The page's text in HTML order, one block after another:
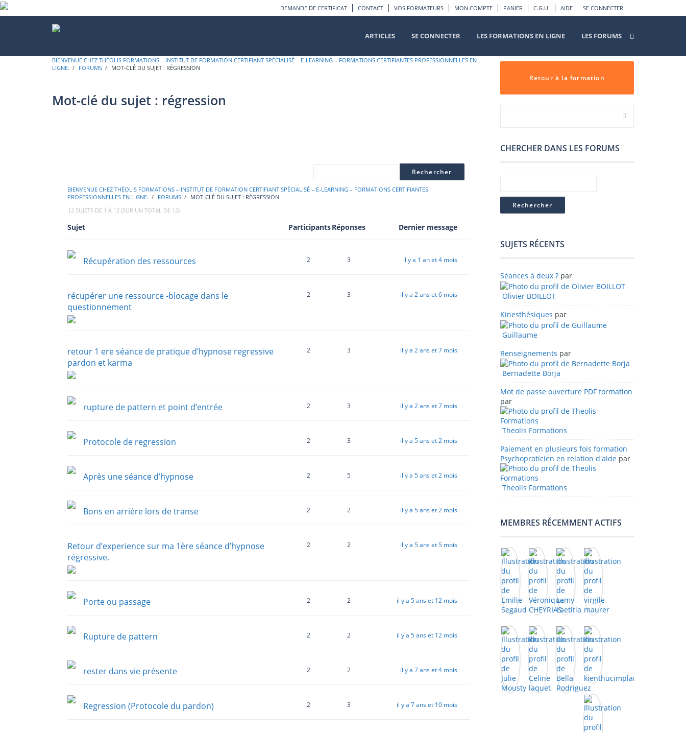
SE CONNECTER
DEMANDE DE CERTIFICAT CONTACT VOS FORMATEURS MON COMPTE PANIER C.G.U. AIDE
ARTICLES SE CONNECTER LES FORMATIONS EN LIGNE LES FORUMS
BIENVENUE CHEZ THÉOLIS FORMATIONS – INSTITUT DE FORMATION CERTIFIANT SPÉCIALISÉ – E-LEARNING – FORMATIONS CERTIFIANTES PROFESSIONNELLES EN
LIGNE.
FORUMS MOT-CLÉ DU SUJET : RÉGRESSION
Mot-clé du sujet : régression
Retour à la formation
BIENVENUE CHEZ THÉOLIS FORMATIONS – INSTITUT DE FORMATION CERTIFIANT SPÉCIALISÉ – E-LEARNING – FORMATIONS CERTIFIANTES
PROFESSIONNELLES EN LIGNE.
FORUMS
MOT-CLÉ DU SUJET : RÉGRESSION
12 SUJETS DE 1 À 12 (SUR UN TOTAL DE 12)
Sujet ParticipantsRéponses Dernier message
Récupération des ressources 2 3 il y a 1 an et 4 mois
récupérer une ressource -blocage dans le
questionnement
2 3 il y a 2 ans et 6 mois
retour 1 ere séance de pratique d’hypnose regressive
pardon et karma
2 3 il y a 2 ans et 7 mois
rupture de pattern et point d’entrée 2 3 il y a 2 ans et 7 mois
Protocole de regression 2 3 il y a 5 ans et 2 mois
Après une séance d’hypnose 2 5 il y a 5 ans et 2 mois
Bons en arrière lors de transe 2 2 il y a 5 ans et 2 mois
Retour d’experience sur ma 1ère séance d’hypnose
régressive.
2 2 il y a 5 ans et 5 mois
Porte ou passage 2 2 il y a 5 ans et 12 mois
Rupture de pattern 2 2 il y a 5 ans et 12 mois
rester dans vie présente 2 2 il y a 7 ans et 4 mois
Regression (Protocole du pardon) 2 3 il y a 7 ans et 10 mois
CHERCHER DANS LES FORUMS
SUJETS RÉCENTS
Séances à deux ?par
Olivier BOILLOT
Kinesthésiques par
Guillaume
Renseignements par
Bernadette Borja
Mot de passe ouverture PDF formation
par
Theolis Formations
Paiement en plusieurs fois formation
Psychopraticien en relation d'aidepar
Theolis Formations
MEMBRES RÉCEMMENT ACTIFS